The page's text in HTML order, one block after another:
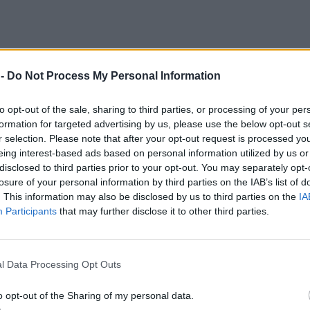
Do Not Process My Personal Information
opt-out of the sale, sharing to third parties, or processing of your
for targeted advertising by us, please use the below opt-out
selection. Please note that after your opt-out request is processed
interest-based ads based on personal information utilized by us
to third parties prior to your opt-out. You may separately
of your personal information by third parties on the IAB’s list of
This information may also be disclosed by us to third parties on the
Participants that may further disclose it to other third parties.
Data Processing Opt Outs
opt-out of the Sharing of my personal data.
τον έλεγχο
μεγάλες αναμένονται και στον τρόπο
που σήμερα έχουν πρωταγωνιστικό ρόλο
σχολών ,περνάνε σε δεύτερο πλάνο ,ειδικά σ΄ ότι
του διδακτικού προσωπικού για το οποίο σε
παράπονα που έχουν κριθεί
θα περάσει και πάλι στους στρατιωτικούς,